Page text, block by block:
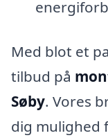
Med blot et
tilbud på
Søby. Vores
dig mulighed